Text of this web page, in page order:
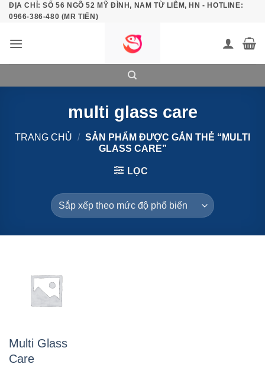
Bỏ
qua
dung
ĐỊA CHỈ: SỐ 56 NGÕ 52 MỸ ĐÌNH, NAM TỪ LIÊM, HN - HOTLINE:
0966-386-480 (MR TIẾN)
multi glass care
TRANG CHỦ / SẢN PHẨM ĐƯỢC GẮN THẺ “MULTI
GLASS CARE”
LỌC
Multi Glass
Care